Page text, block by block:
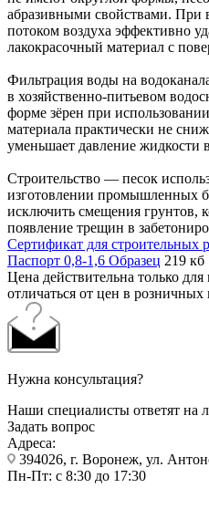
абразивными свойствами. При
потоком воздуха эффективно
лакокрасочный материал с
Фильтрация воды на
в хозяйственно-питьевом
форме зёрен при
материала практически не
уменьшает давление жидкости
Строительство — песок
изготовлении промышленных
исключить смещения грунтов,
появление трещин в
Сертификат для строительных
Паспорт 0,8-1,6 Образец 219 кб
Цена действительна только
отличаться от цен в розничных
Нужна консультация?
Наши специалисты ответят на
Задать вопрос
Адреса:
394026, г. Воронеж, ул.
Пн-Пт: с 8:30 до 17:30